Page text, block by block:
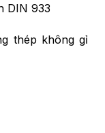
DIN 933
thép không gỉ